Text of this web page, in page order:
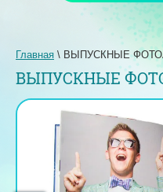
Главная \ ВЫПУСКНЫЕ
ВЫПУСКНЫЕ